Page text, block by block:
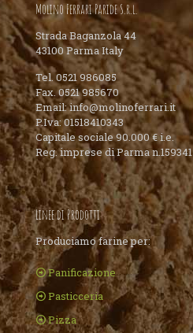
Molino Ferrari Paride S.r.l.
Strada Baganzola 44
43100 Parma Italy
Tel. 0521 986085
Fax. 0521 985670
Email: info@molinoferrari.it
P.Iva: 01518410343
Capitale sociale 90.000 € i.e.
Reg. imprese di Parma n.159341
Linee di Prodotti
Produciamo farine per:
Panificazione
Pasticceria
Pizza